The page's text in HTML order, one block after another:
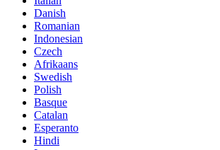
Danish
Romanian
Indonesian
Czech
Afrikaans
Swedish
Polish
Basque
Catalan
Esperanto
Hindi